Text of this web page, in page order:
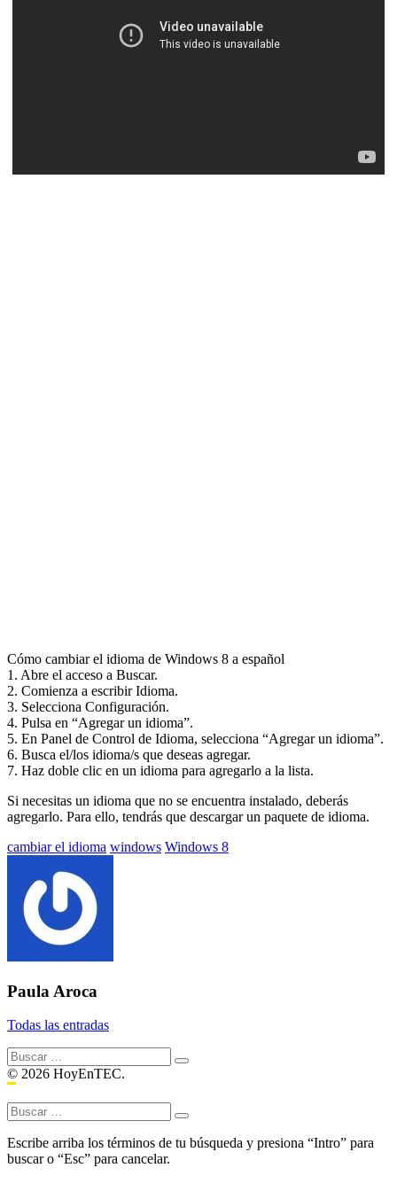
Cómo cambiar el idioma de Windows 8 a español
1. Abre el acceso a Buscar.
2. Comienza a escribir Idioma.
3. Selecciona Configuración.
4. Pulsa en “Agregar un idioma”.
5. En Panel de Control de Idioma, selecciona “Agregar un idioma”.
6. Busca el/los idioma/s que deseas agregar.
7. Haz doble clic en un idioma para agregarlo a la lista.
Si necesitas un idioma que no se encuentra instalado, deberás
agregarlo. Para ello, tendrás que descargar un paquete de idioma.
Etiquetado
cambiar el idioma windows Windows 8
Paula Aroca
Todas las entradas
Buscar:
© 2026 HoyEnTEC.
Buscar:
Escribe arriba los términos de tu búsqueda y presiona “Intro” para
buscar o “Esc” para cancelar.